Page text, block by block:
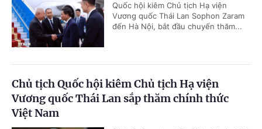
Quốc hội kiêm Chủ tịch Hạ viện
Vương quốc Thái Lan Sophon Zaram
đến Hà Nội, bắt đầu chuyến thăm...
Chủ tịch Quốc hội kiêm Chủ tịch Hạ viện
Vương quốc Thái Lan sắp thăm chính thức
Việt Nam